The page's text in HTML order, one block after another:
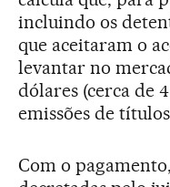
incluindo os
que aceitaram o
levantar no
dólares (cerca de
emissões de
Com o